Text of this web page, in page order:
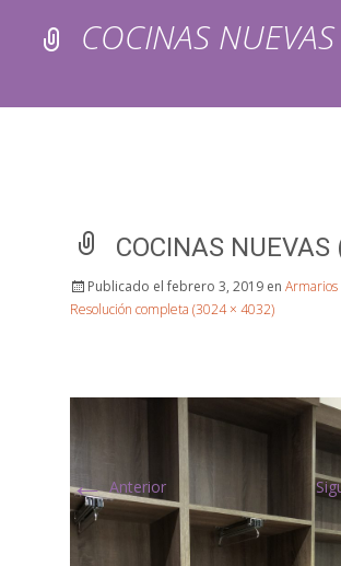
COCINAS
COCINAS NUEVAS
Publicado el febrero 3, 2019 en Armarios
Resolución completa (3024 × 4032)
←Anterior